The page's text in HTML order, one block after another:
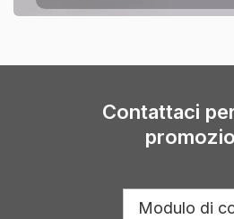
Contattaci
Modulo di